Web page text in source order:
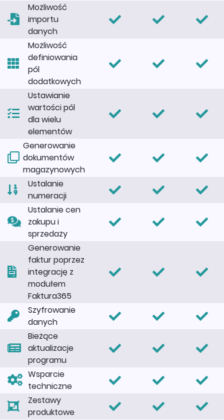
Możliwość
importu
danych
Możliwość
definiowania
pól
dodatkowych
Ustawianie
wartości pól
dla wielu
elementów
Generowanie
dokumentów
magazynowych
Ustalanie
numeracji
Ustalanie cen
zakupu i
sprzedaży
Generowanie
faktur poprzez
integrację z
modułem
Faktura365
Szyfrowanie
danych
Bieżące
aktualizacje
programu
Wsparcie
techniczne
Zestawy
produktowe